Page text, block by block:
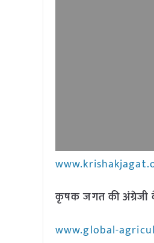
कृषक जगत की अंग्रेजी
www.global-